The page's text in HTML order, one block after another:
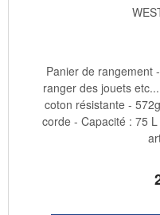
Panier de rangement
ranger des jouets
coton résistante -
corde - Capacité : 75